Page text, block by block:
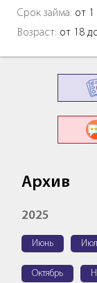
Срок займа: от 1
Возраст: от 18
Архив
2025
Июнь
Октябрь